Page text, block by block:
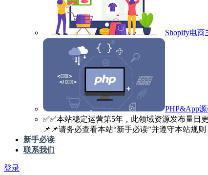
Shopify电商
PHP&App
✅️✅️本站稳定运营第5年，此领域资源发布量日
📌📌请务必查看本站“新手必读”并遵守本站规
新手必读
联系我们
登录